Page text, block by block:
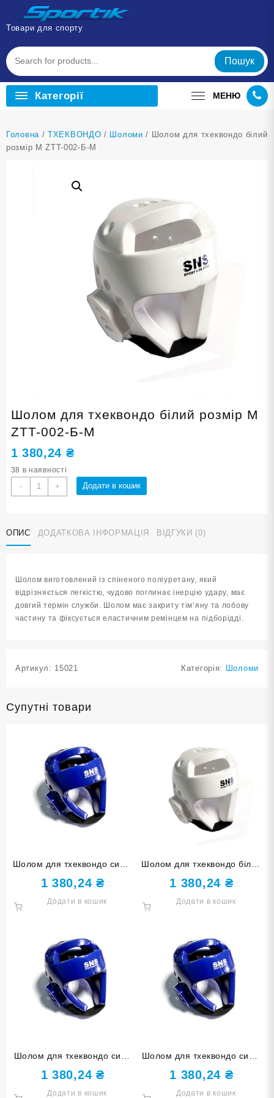
Перейти
вмісту
Товари для спорту
Пошук
Категорії МЕНЮ
Головна /ТХЕКВОНДО / Шоломи / Шолом для тхеквондо білий
розмір М ZTT-002-Б-M
Шолом для тхеквондо білий розмір М
ZTT-002-Б-M
1 380,24 ₴
38 в наявності
-
Шолом
для
розмір
М
кількість
+ Додати в кошик
ОПИС ДОДАТКОВА ІНФОРМАЦІЯ ВІДГУКИ (0)
Шолом виготовлений із спіненого поліуретану, який
відрізняється легкістю, чудово поглинає інерцію удару, має
довгий термін служби. Шолом має закриту тім’яну та лобову
частину та фіксується еластичним ремінцем на підборідді.
Артикул: 15021 Категорія: Шоломи
Супутні товари
Шолом для тхеквондо синій
розмір L ZTT-002-C-L
1 380,24 ₴
Додати в кошик
Шолом для тхеквондо білий
розмір S ZTT-002-Б-S
1 380,24 ₴
Додати в кошик
Шолом для тхеквондо синй
розмір S ZTT-002-C-S
1 380,24 ₴
Додати в кошик
Шолом для тхеквондо синій
розмір XL ZTT-002-C-XL
1 380,24 ₴
Додати в кошик